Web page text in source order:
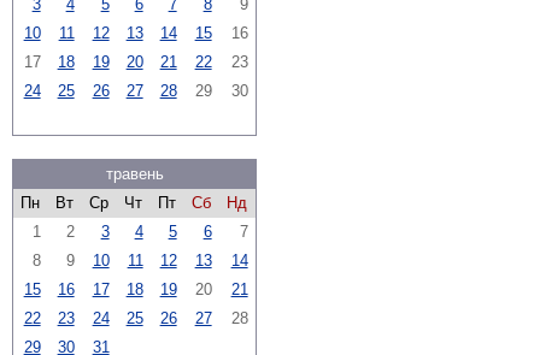
3
4 5 6 7 8
9
10
11 12 13 14 15
16
17
18 19 20 21 22
23
24
25 26 27 28 29 30
травень
Пн
Вт Ср Чт Пт Сб
Нд
1
2 3 4 5 6
7
8
9 10 11 12 13
14
15
16 17 18 19 20
21
22
23 24 25 26 27
28
29
30 31